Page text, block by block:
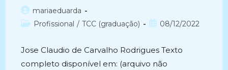
Autor
do
mariaeduarda
Categoria
Profissional / TCC (graduação)
Post08/12/2022
Jose Claudio de Carvalho Rodrigues Texto
completo disponível em: (arquivo não